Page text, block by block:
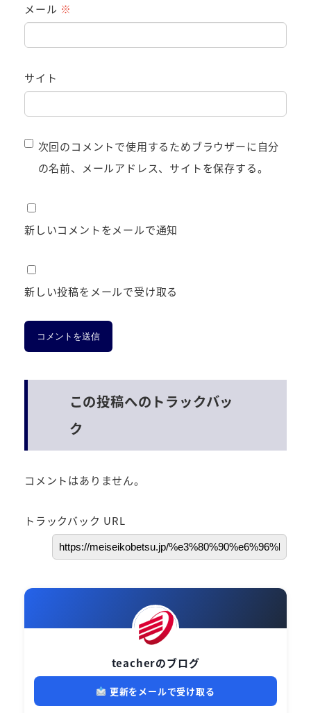
メール ※
サイト
次回のコメントで使用するためブラウザーに自分
の名前、メールアドレス、サイトを保存する。
新しいコメントをメールで通知
新しい投稿をメールで受け取る
この投稿へのトラックバッ
ク
コメントはありません。
トラックバック URL
teacherのブログ
更新をメールで受け取る